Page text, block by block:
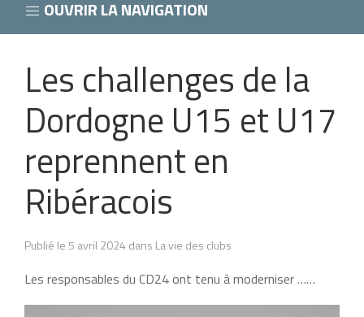
OUVRIR LA NAVIGATION
Les challenges de la
Dordogne U15 et U17
reprennent en
Ribéracois
Publié le 5 avril 2024 dans La vie des clubs
Les responsables du CD24 ont tenu à moderniser ……